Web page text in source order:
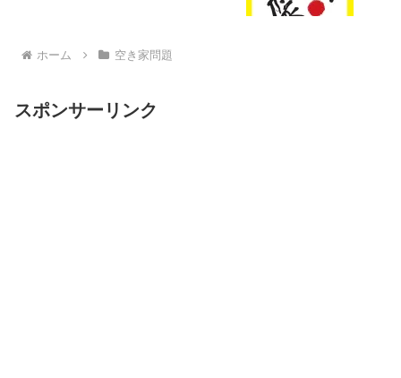
ホーム 空き家問題
スポンサーリンク